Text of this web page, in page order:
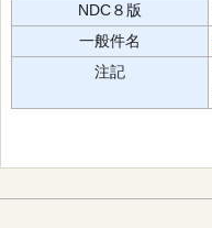
NDC８版
一般件名
注記